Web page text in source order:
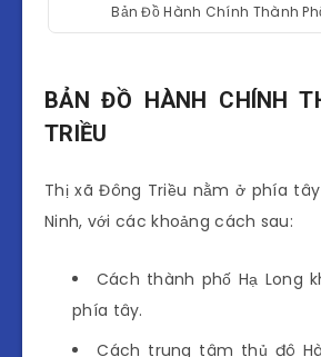
Bản Đồ Hành Chính Thành
BẢN ĐỒ HÀNH CHÍNH
TRIỀU
Thị xã Đông Triều nằm ở phía
Ninh, với các khoảng cách sau:
Cách thành phố Hạ Long
phía tây.
Cách trung tâm thủ đô Hà